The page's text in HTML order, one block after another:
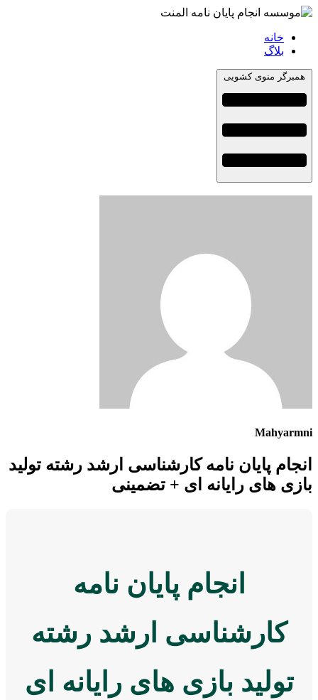
خانه
بلاگ
همبرگر منوی کشویی
Mahyarmni
انجام پایان نامه کارشناسی ارشد رشته تولید
بازی های رایانه ای + تضمینی
انجام پایان نامه
کارشناسی ارشد رشته
تولید بازی های رایانه ای